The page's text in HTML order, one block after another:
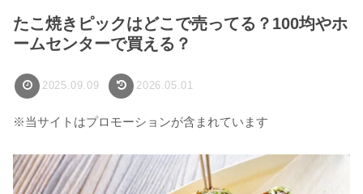
たこ焼きピックはどこで売ってる？100均やホ
ームセンターで買える？
2025.09.09 2026.05.01
※当サイトはプロモーションが含まれています